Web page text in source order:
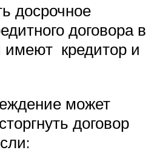
досрочное
договора в
имеют кредитор и
может
договор